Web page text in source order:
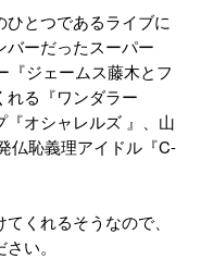
とつであるライブに
ーだったスーパー
『ジェームス藤木とフ
れる『ワンダラー
『オシャレルズ 』、山
仏恥義理アイドル『C-
くれるそうなので、
い。